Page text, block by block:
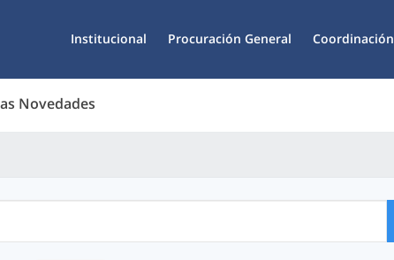
Institucional Procuración General Coordinación
Novedades